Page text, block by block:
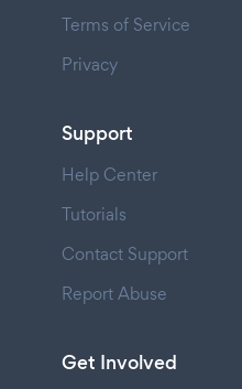
Terms of Service
Privacy
Support
Help Center
Tutorials
Contact Support
Report Abuse
Get Involved